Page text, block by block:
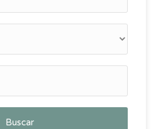
Buscar